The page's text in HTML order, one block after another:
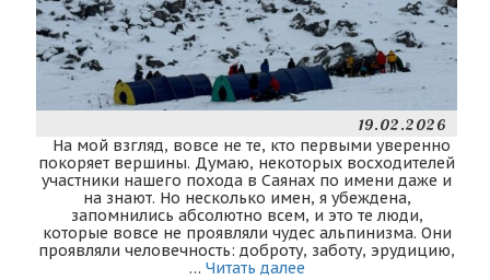
19.02.2026
На мой взгляд, вовсе не те, кто первыми уверенно
покоряет вершины. Думаю, некоторых восходителей
участники нашего похода в Саянах по имени даже и
на знают. Но несколько имен, я убеждена,
запомнились абсолютно всем, и это те люди,
которые вовсе не проявляли чудес альпинизма. Они
проявляли человечность: доброту, заботу, эрудицию,
… Читать далее